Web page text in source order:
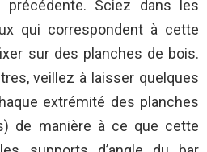
précédente. Sciez dans les
qui correspondent à cette
sur des planches de bois.
veillez à laisser quelques
extrémité des planches
de manière à ce que cette